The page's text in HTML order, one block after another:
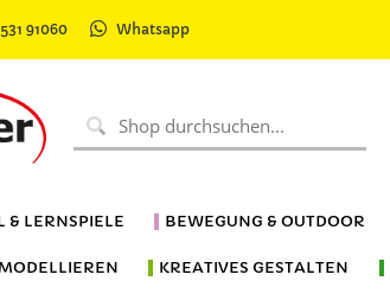
91060 Whatsapp
& LERNSPIELE BEWEGUNG & OUTDOOR
KREATIVES GESTALTEN